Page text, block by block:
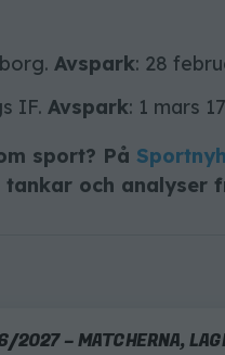
Avspark: 28
IF. Avspark: 1 mars
sport? På
tankar och analyser
2027 – MATCHERNA,